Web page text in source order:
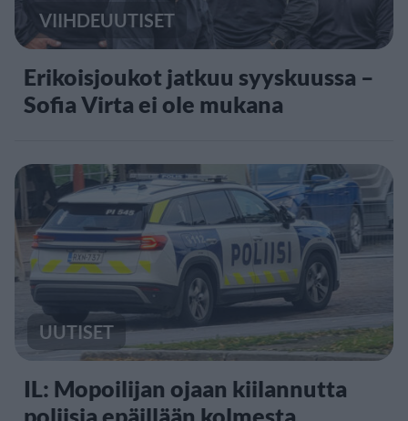
VIIHDEUUTISET
Erikoisjoukot jatkuu syyskuussa –
Sofia Virta ei ole mukana
UUTISET
IL: Mopoilijan ojaan kiilannutta